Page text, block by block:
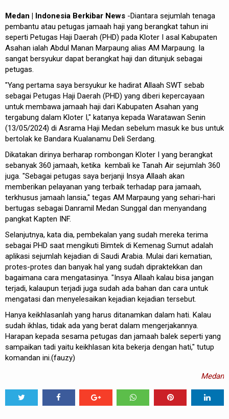
Medan | Indonesia Berkibar News -Diantara sejumlah tenaga
pembantu atau petugas jamaah haji yang berangkat tahun ini
seperti Petugas Haji Daerah (PHD) pada Kloter I asal Kabupaten
Asahan ialah Abdul Manan Marpaung alias AM Marpaung. Ia
sangat bersyukur dapat berangkat haji dan ditunjuk sebagai
petugas.
"Yang pertama saya bersyukur ke hadirat Allaah SWT sebab
sebagai Petugas Haji Daerah (PHD) yang diberi kepercayaan
untuk membawa jamaah haji dari Kabupaten Asahan yang
tergabung dalam Kloter I," katanya kepada Waratawan Senin
(13/05/2024) di Asrama Haji Medan sebelum masuk ke bus untuk
bertolak ke Bandara Kualanamu Deli Serdang.
Dikatakan dirinya berharap rombongan Kloter I yang berangkat
sebanyak 360 jamaah, ketika kembali ke Tanah Air sejumlah 360
juga. "Sebagai petugas saya berjanji Insya Allaah akan
memberikan pelayanan yang terbaik terhadap para jamaah,
terkhusus jamaah lansia," tegas AM Marpaung yang sehari-hari
bertugas sebagai Danramil Medan Sunggal dan menyandang
pangkat Kapten INF.
Selanjutnya, kata dia, pembekalan yang sudah mereka terima
sebagai PHD saat mengikuti Bimtek di Kemenag Sumut adalah
aplikasi sejumlah kejadian di Saudi Arabia. Mulai dari kematian,
protes-protes dan banyak hal yang sudah dipraktekkan dan
bagaimana cara mengatasinya. "Insya Allaah kalau bisa jangan
terjadi, kalaupun terjadi juga sudah ada bahan dan cara untuk
mengatasi dan menyelesaikan kejadian kejadian tersebut.
Hanya keikhlasanlah yang harus ditanamkan dalam hati. Kalau
sudah ikhlas, tidak ada yang berat dalam mengerjakannya.
Harapan kepada sesama petugas dan jamaah balek seperti yang
sampaikan tadi yaitu keikhlasan kita bekerja dengan hati," tutup
komandan ini.(fauzy)
Medan